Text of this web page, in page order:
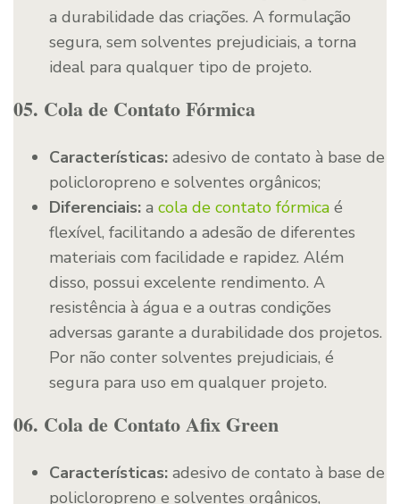
a durabilidade das criações. A formulação
segura, sem solventes prejudiciais, a torna
ideal para qualquer tipo de projeto.
05. Cola de Contato Fórmica
Características: adesivo de contato à base de
policloropreno e solventes orgânicos;
Diferenciais: a cola de contato fórmica é
flexível, facilitando a adesão de diferentes
materiais com facilidade e rapidez. Além
disso, possui excelente rendimento. A
resistência à água e a outras condições
adversas garante a durabilidade dos projetos.
Por não conter solventes prejudiciais, é
segura para uso em qualquer projeto.
06. Cola de Contato Afix Green
Características: adesivo de contato à base de
policloropreno e solventes orgânicos,